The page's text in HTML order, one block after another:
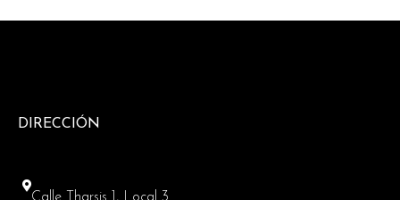
DIRECCIÓN